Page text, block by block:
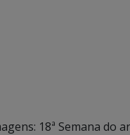
18ª Semana do